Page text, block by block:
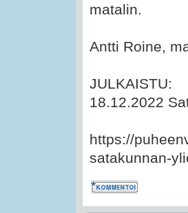
matalin.
Antti Roine,
JULKAISTU:
18.12.2022
https://
satakunnan-
Kommentoi